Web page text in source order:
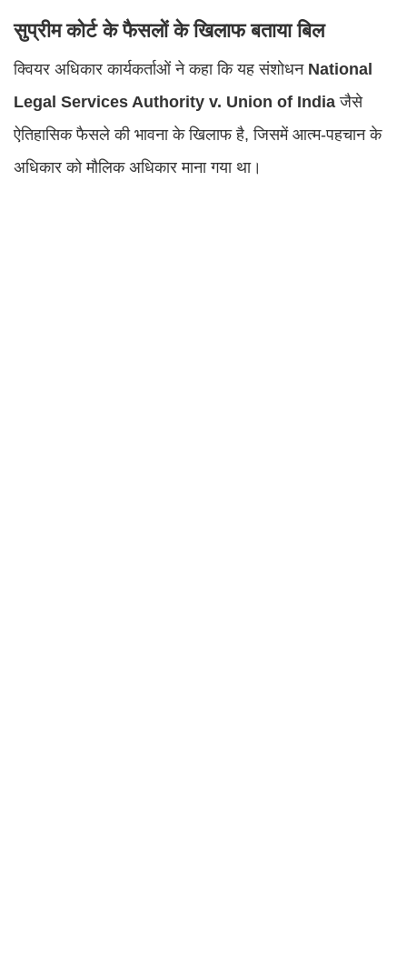
सुप्रीम कोर्ट के फैसलों के खिलाफ बताया बिल
क्वियर अधिकार कार्यकर्ताओं ने कहा कि यह संशोधन National
Legal Services Authority v. Union of India जैसे
ऐतिहासिक फैसले की भावना के खिलाफ है, जिसमें आत्म-पहचान के
अधिकार को मौलिक अधिकार माना गया था।